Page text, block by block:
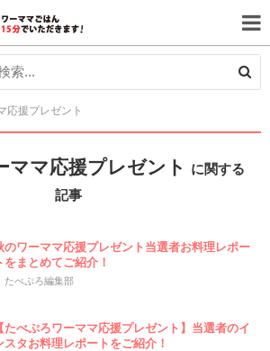
応援プレゼント
ママ応援プレゼント
に関する
記事
のワーママ応援プレゼント当選者お料理レポー
をまとめてご紹介！
たべぷろ編集部
【たべぷろワーママ応援プレゼント】当選者のイ
スタお料理レポートをご紹介！